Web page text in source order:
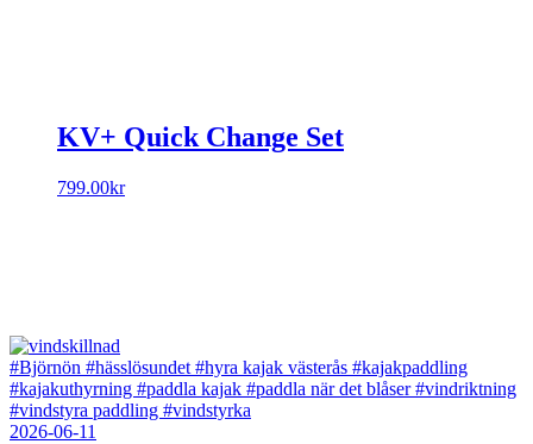
KV+ Quick Change Set
799.00kr
#Björnön #hässlösundet #hyra kajak västerås #kajakpaddling
#kajakuthyrning #paddla kajak #paddla när det blåser#vindriktning
#vindstyra paddling #vindstyrka
2026-06-11